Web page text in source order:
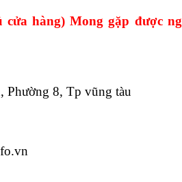
hàng) Mong gặp được
8, Tp vũng tàu